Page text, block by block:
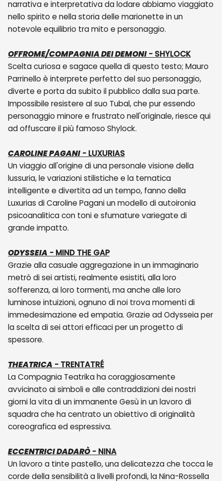
narrativa e interpretativa da lodare abbiamo viaggiato
nello spirito e nella storia delle marionette in un
notevole equilibrio tra mito e personaggio.
OFFROME/COMPAGNIA DEI DEMONI - SHYLOCK
Scelta curiosa e sagace quella di questo testo; Mauro
Parrinello è interprete perfetto del suo personaggio,
diverte e porta da subito il pubblico dalla sua parte.
Impossibile resistere al suo Tubal, che pur essendo
personaggio minore e frustrato nell'originale, riesce qui
ad offuscare il più famoso Shylock.
CAROLINE PAGANI - LUXURIAS
Un viaggio all'origine di una personale visione della
lussuria, le variazioni stilistiche e la tematica
intelligente e divertita ad un tempo, fanno della
Luxurias di Caroline Pagani un modello di autoironia
psicoanalitica con toni e sfumature variegate di
grande impatto.
ODYSSEIA - MIND THE GAP
Grazie alla casuale aggregazione in un immaginario
metrò di sei artisti, realmente esistiti, alla loro
sofferenza, ai loro tormenti, ma anche alle loro
luminose intuizioni, ognuno di noi trova momenti di
immedesimazione ed empatia. Grazie ad Odysseia per
la scelta di sei attori efficaci per un progetto di
spessore.
THEATRICA - TRENTATRÉ
La Compagnia Teatrika ha coraggiosamente
avvicinato ai simboli e alle contraddizioni dei nostri
giorni la vita di un immanente Gesù in un lavoro di
squadra che ha centrato un obiettivo di originalità
coreografica ed espressiva.
ECCENTRICI DADARÒ - NINA
Un lavoro a tinte pastello, una delicatezza che tocca le
corde della sensibilità a livelli profondi, la Nina-Rossella